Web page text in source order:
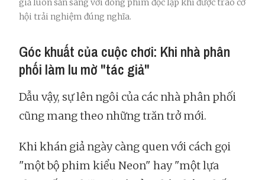
giả luôn sẵn sàng với dòng phim độc lập khi được trao cơ
hội trải nghiệm đúng nghĩa.
Góc khuất của cuộc chơi: Khi nhà phân
phối làm lu mờ "tác giả"
Dẫu vậy, sự lên ngôi của các nhà phân phối
cũng mang theo những trăn trở mới.
Khi khán giả ngày càng quen với cách gọi
"một bộ phim kiểu Neon" hay "một lựa